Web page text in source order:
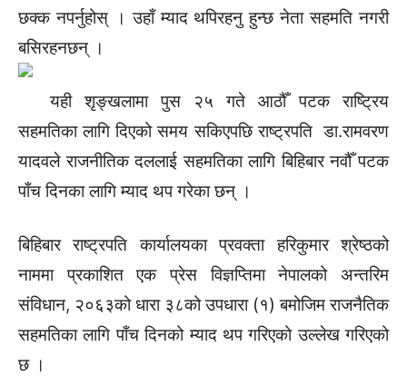
छक्क नपर्नुहोस् । उहाँ म्याद थपिरहनु हुन्छ नेता सहमति नगरी
बसिरहनछन् ।
यही शृङ्खलामा पुस २५ गते आठौँ पटक राष्ट्रिय
सहमतिका लागि दिएको समय सकिएपछि राष्ट्रपति डा.रामवरण
यादवले राजनीतिक दललाई सहमतिका लागि बिहिबार नवौँ पटक
पाँच दिनका लागि म्याद थप गरेका छन् ।
बिहिबार राष्ट्रपति कार्यालयका प्रवक्ता हरिकुमार श्रेष्ठको
नाममा प्रकाशित एक प्रेस विज्ञप्तिमा नेपालको अन्तरिम
संविधान, २०६३को धारा ३८को उपधारा (१) बमोजिम राजनैतिक
सहमतिका लागि पाँच दिनको म्याद थप गरिएको उल्लेख गरिएको
छ ।